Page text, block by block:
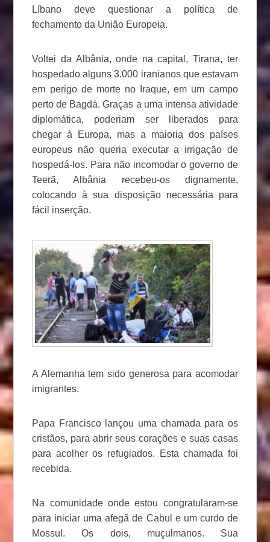
Líbano deve questionar a política de
fechamento da União Europeia.
Voltei da Albânia, onde na capital, Tirana, ter
hospedado alguns 3.000 iranianos que estavam
em perigo de morte no Iraque, em um campo
perto de Bagdá. Graças a uma intensa atividade
diplomática, poderiam ser liberados para
chegar à Europa, mas a maioria dos países
europeus não queria executar a irrigação de
hospedá-los. Para não incomodar o governo de
Teerã, Albânia recebeu-os dignamente,
colocando à sua disposição necessária para
fácil inserção.
A Alemanha tem sido generosa para acomodar
imigrantes.
Papa Francisco lançou uma chamada para os
cristãos, para abrir seus corações e suas casas
para acolher os refugiados. Esta chamada foi
recebida.
Na comunidade onde estou congratularam-se
para iniciar uma afegã de Cabul e um curdo de
Mossul. Os dois, muçulmanos. Sua